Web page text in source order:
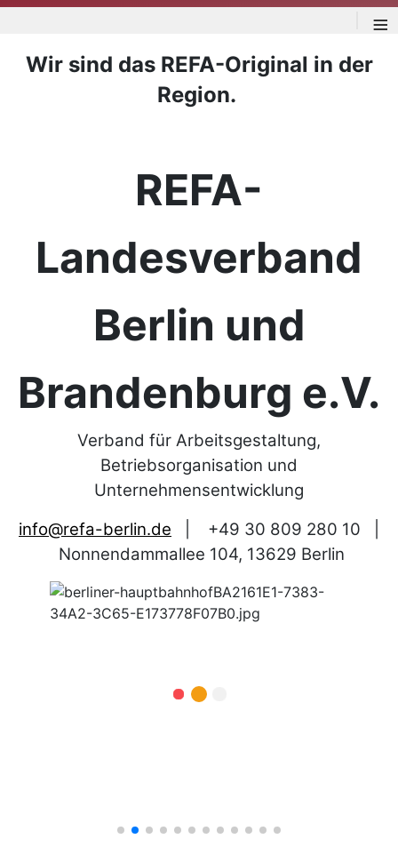
≡
Wir sind das REFA-Original in der
Region.
REFA-
Landesverband
Berlin und
Brandenburg e.V.
Verband für Arbeitsgestaltung,
Betriebsorganisation und
Unternehmensentwicklung
info@refa-berlin.de
+49 30 809 280 10
Nonnendammallee 104, 13629 Berlin